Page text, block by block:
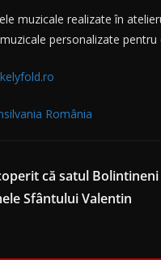
muzicale realizate în
personalizate pentru
România
că satul
Sfântului Valentin